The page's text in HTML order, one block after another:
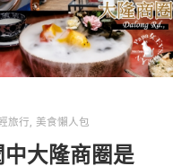
旅行 美食懶人包
大隆商圈是